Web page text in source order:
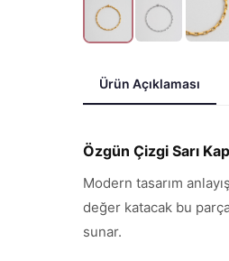
Ürün Açıklaması
Özgün Çizgi Sarı
Modern tasarım
değer katacak bu
sunar.